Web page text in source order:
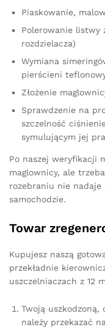
Piaskowanie,
Polerowanie listwy
rozdzielacza)
Wymiana
pierścieni
Złożenie
Sprawdzenie na
szczelność
symulującym jej
Po naszej weryfikacji
maglownicy, ale
rozebraniu nie
samochodzie.
Towar
Kupujesz naszą
przekładnie
uszczelniaczach z 12
Twoją uszkodzoną,
należy przekazać